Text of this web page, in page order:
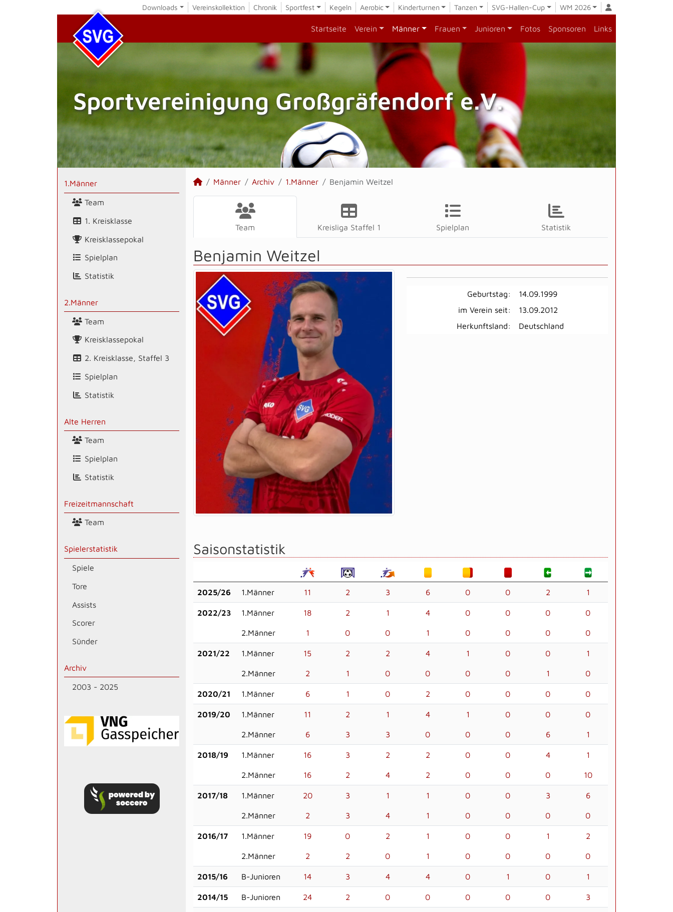
Downloads Vereinskollektion Chronik Sportfest Kegeln Aerobic Kinderturnen Tanzen SVG-Hallen-Cup WM 2026
Startseite Verein Männer Frauen Junioren Fotos Sponsoren Links
Sportvereinigung Großgräfendorf e.V.
1.Männer
Team
1. Kreisklasse
Kreisklassepokal
Spielplan
Statistik
2.Männer
Team
Kreisklassepokal
2. Kreisklasse, Staffel 3
Spielplan
Statistik
Alte Herren
Team
Spielplan
Statistik
Freizeitmannschaft
Team
Spielerstatistik
Spiele
Tore
Assists
Scorer
Sünder
Archiv
2003 - 2025
Männer Archiv 1.Männer Benjamin Weitzel
Team Kreisliga Staffel 1 Spielplan Statistik
Benjamin Weitzel
Geburtstag:
14.09.1999
im Verein seit:
13.09.2012
Herkunftsland:
Deutschland
Saisonstatistik
2025/26 1.Männer 11 2 3 6 0 0 2 1
2022/23 1.Männer 18 2 1 4 0 0 0 0
2.Männer 1 0 0 1 0 0 0 0
2021/22 1.Männer 15 2 2 4 1 0 0 1
2.Männer 2 1 0 0 0 0 1 0
2020/21 1.Männer 6 1 0 2 0 0 0 0
2019/20 1.Männer 11 2 1 4 1 0 0 0
2.Männer 6 3 3 0 0 0 6 1
2018/19 1.Männer 16 3 2 2 0 0 4 1
2.Männer 16 2 4 2 0 0 0 10
2017/18 1.Männer 20 3 1 1 0 0 3 6
2.Männer 2 3 4 1 0 0 0 0
2016/17 1.Männer 19 0 2 1 0 0 1 2
2.Männer 2 2 0 1 0 0 0 0
2015/16 B-Junioren 14 3 4 4 0 1 0 1
2014/15 B-Junioren 24 2 0 0 0 0 0 3